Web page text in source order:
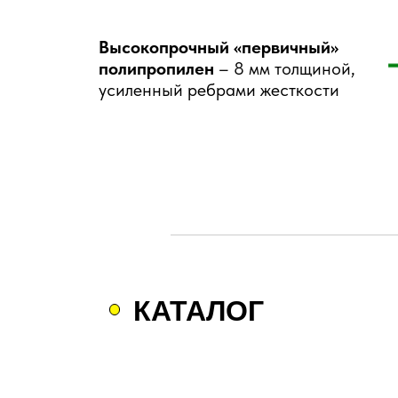
Высокопрочный «первичный»
полипропилен – 8 мм толщиной,
усиленный ребрами жесткости
КАТАЛОГ